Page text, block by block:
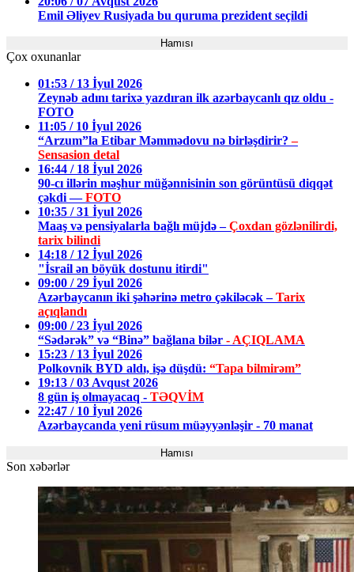
Emil Əliyev Rusiyada bu quruma prezident seçildi
Hamısı
Çox oxunanlar
01:53 / 13 İyul 2026
Zeynəb adını tarixə yazdıran ilk azərbaycanlı qız oldu -
FOTO
11:05 / 10 İyul 2026
“Arzum”la Etibar Məmmədovu nə birləşdirir?–
Sensasion detal
16:44 / 18 İyul 2026
90-cı illərin məşhur müğənnisinin son görüntüsü diqqət
çəkdi —FOTO
10:35 / 31 İyul 2026
Maaş və pensiyalarla bağlı müjdə –Çoxdan gözlənilirdi,
tarix bilindi
14:18 / 12 İyul 2026
"İsrail ən böyük dostunu itirdi"
09:00 / 29 İyul 2026
Azərbaycanın iki şəhərinə metro çəkiləcək –Tarix
açıqlandı
09:00 / 23 İyul 2026
“Sədərək” və “Binə” bağlana bilər - AÇIQLAMA
15:23 / 13 İyul 2026
Polkovnik BYD aldı, işə düşdü: “Tapa bilmirəm”
19:13 / 03 Avqust 2026
8 gün iş olmayacaq - TƏQVİM
22:47 / 10 İyul 2026
Azərbaycanda yeni rüsum müəyyənləşir - 70 manat
Hamısı
Son xəbərlər